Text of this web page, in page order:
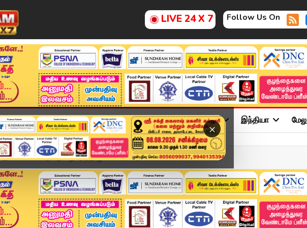
LIVE 24 X 7 Follow Us On
×
அண்மை தமிழ்நாடு சினிமா அரசியல் விளையாட்டு இந்தியா
இபிஎஸ் வாகனத்தை வழிமறித்த முன்னாள் கவுன்சிலர்கள...